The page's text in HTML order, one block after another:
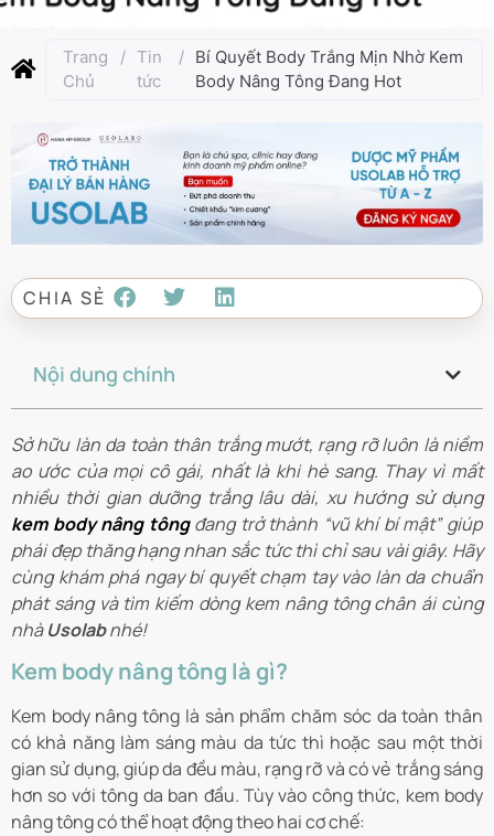
Trang
Chủ
/ Tin
tức
/
Bí Quyết Body Trắng Mịn Nhờ Kem
Body Nâng Tông Đang Hot
CHIA SẺ
Nội dung chính
Sở hữu làn da toàn thân trắng mướt, rạng rỡ luôn là niềm
ao ước của mọi cô gái, nhất là khi hè sang. Thay vì mất
nhiều thời gian dưỡng trắng lâu dài, xu hướng sử dụng
kem body nâng tôngđang trở thành “vũ khí bí mật” giúp
phái đẹp thăng hạng nhan sắc tức thì chỉ sau vài giây. Hãy
cùng khám phá ngay bí quyết chạm tay vào làn da chuẩn
phát sáng và tìm kiếm dòng kem nâng tông chân ái cùng
nhàUsolabnhé!
Kem body nâng tông là gì?
Kem body nâng tông là sản phẩm chăm sóc da toàn thân
có khả năng làm sáng màu da tức thì hoặc sau một thời
gian sử dụng, giúp da đều màu, rạng rỡ và có vẻ trắng sáng
hơn so với tông da ban đầu. Tùy vào công thức, kem body
nâng tông có thể hoạt động theo hai cơ chế: